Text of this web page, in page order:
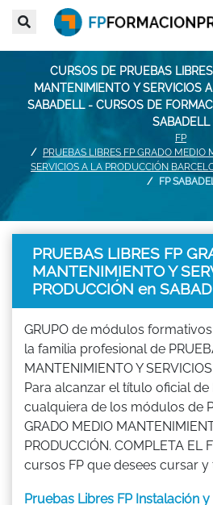
CURSOS DE PRUEBAS
MANTENIMIENTO Y SERVICIOS
SABADELL - CURSOS DE
SABADELL
FP
PRUEBAS LIBRES FP GRADO MEDIO
SERVICIOS A LA PRODUCCIÓN
FP
PRUEBAS LIBRES FP
MANTENIMIENTO Y
PRODUCCIÓN en
GRUPO de módulos
la familia profesional de
MANTENIMIENTO Y
Para alcanzar el título oficial
cualquiera de los módulos de
GRADO MEDIO
PRODUCCIÓN. COMPLETA EL
cursos FP que desees cursar
Pruebas Libres FP Instalación